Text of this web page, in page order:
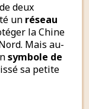
deux
un réseau
la Chine
Mais au-
symbole de
sa petite